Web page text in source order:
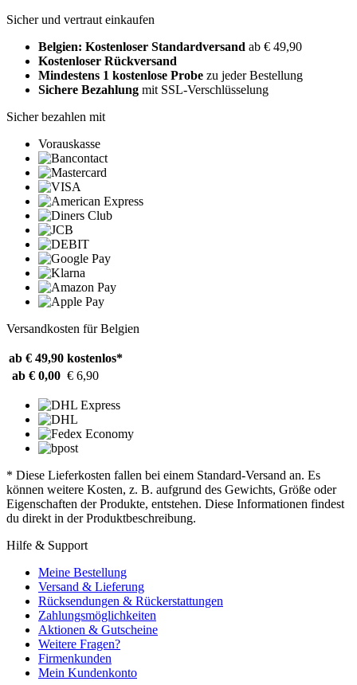
Sicher und vertraut einkaufen
Belgien: Kostenloser Standardversand ab € 49,90
Kostenloser Rückversand
Mindestens 1 kostenlose Probe zu jeder Bestellung
Sichere Bezahlung mit SSL-Verschlüsselung
Sicher bezahlen mit
Vorauskasse
Versandkosten für Belgien
ab € 49,90 kostenlos*
ab € 0,00 € 6,90
* Diese Lieferkosten fallen bei einem Standard-Versand an. Es
können weitere Kosten, z. B. aufgrund des Gewichts, Größe oder
Eigenschaften der Produkte, entstehen. Diese Informationen findest
du direkt in der Produktbeschreibung.
Hilfe & Support
Meine Bestellung
Versand & Lieferung
Rücksendungen & Rückerstattungen
Zahlungsmöglichkeiten
Aktionen & Gutscheine
Weitere Fragen?
Firmenkunden
Mein Kundenkonto